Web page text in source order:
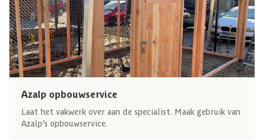
Azalp opbouwservice
Laat het vakwerk over aan de specialist. Maak gebruik van
Azalp’s opbouwservice.